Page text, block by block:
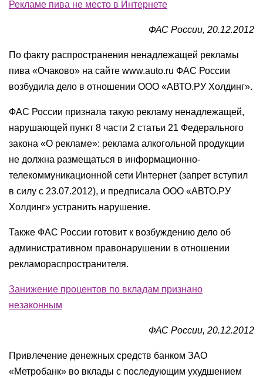
Рекламе пива не место в Интернете
ФАС России, 20.12.2012
По факту распространения ненадлежащей рекламы
пива «Очаково» на сайте www.auto.ru ФАС России
возбудила дело в отношении ООО «АВТО.РУ Холдинг».
ФАС России признала такую рекламу ненадлежащей,
нарушающей пункт 8 части 2 статьи 21 Федерального
закона «О рекламе»: реклама алкогольной продукции
не должна размещаться в информационно-
телекоммуникационной сети Интернет (запрет вступил
в силу с 23.07.2012), и предписала ООО «АВТО.РУ
Холдинг» устранить нарушение.
Также ФАС России готовит к возбуждению дело об
административном правонарушении в отношении
рекламораспространителя.
Занижение процентов по вкладам признано
незаконным
ФАС России, 20.12.2012
Привлечение денежных средств банком ЗАО
«Метробанк» во вклады с последующим ухудшением